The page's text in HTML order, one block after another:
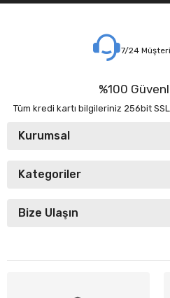
7/24
%100
Tüm kredi kartı bilgileriniz 256bit
Kurumsal
Kategoriler
Bize Ulaşın